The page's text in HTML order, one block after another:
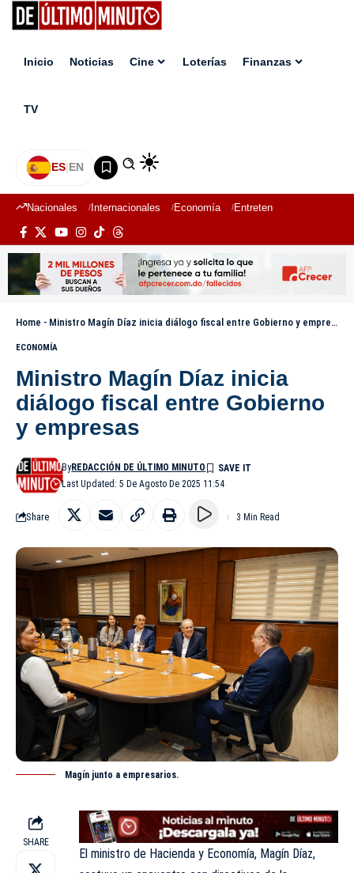
Inicio Noticias Cine Loterías Finanzas
TV
ES|EN
Nacionales Internacionales Economía Entretenimiento
Home - Ministro Magín Díaz inicia diálogo fiscal entre Gobierno y empresas
ECONOMÍA
Ministro Magín Díaz inicia
diálogo fiscal entre Gobierno
y empresas
Last Updated: 5 De Agosto De 2025 11:54
ByREDACCIÓN DE ÚLTIMO MINUTO
Share 3 Min Read
Magín junto a empresarios.
SHARE
El ministro de Hacienda y Economía, Magín Díaz,